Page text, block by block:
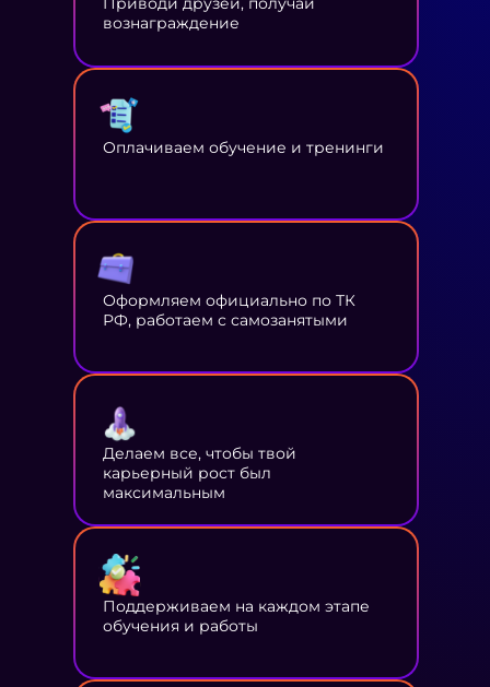
вознаграждение
Оплачиваем обучение и тренинги
Оформляем официально по ТК
РФ, работаем с самозанятыми
Делаем все, чтобы твой
карьерный рост был
максимальным
Поддерживаем на каждом этапе
обучения и работы